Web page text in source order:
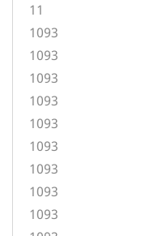
11
1093
1093
1093
1093
1093
1093
1093
1093
1093